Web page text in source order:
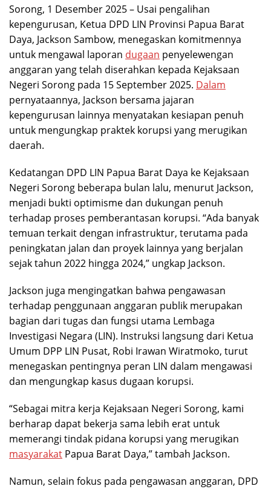
Sorong, 1 Desember 2025 – Usai pengalihan
kepengurusan, Ketua DPD LIN Provinsi Papua Barat
Daya, Jackson Sambow, menegaskan komitmennya
untuk mengawal laporan dugaan penyelewengan
anggaran yang telah diserahkan kepada Kejaksaan
Negeri Sorong pada 15 September 2025. Dalam
pernyataannya, Jackson bersama jajaran
kepengurusan lainnya menyatakan kesiapan penuh
untuk mengungkap praktek korupsi yang merugikan
daerah.
Kedatangan DPD LIN Papua Barat Daya ke Kejaksaan
Negeri Sorong beberapa bulan lalu, menurut Jackson,
menjadi bukti optimisme dan dukungan penuh
terhadap proses pemberantasan korupsi. “Ada banyak
temuan terkait dengan infrastruktur, terutama pada
peningkatan jalan dan proyek lainnya yang berjalan
sejak tahun 2022 hingga 2024,” ungkap Jackson.
Jackson juga mengingatkan bahwa pengawasan
terhadap penggunaan anggaran publik merupakan
bagian dari tugas dan fungsi utama Lembaga
Investigasi Negara (LIN). Instruksi langsung dari Ketua
Umum DPP LIN Pusat, Robi Irawan Wiratmoko, turut
menegaskan pentingnya peran LIN dalam mengawasi
dan mengungkap kasus dugaan korupsi.
“Sebagai mitra kerja Kejaksaan Negeri Sorong, kami
berharap dapat bekerja sama lebih erat untuk
memerangi tindak pidana korupsi yang merugikan
masyarakat Papua Barat Daya,” tambah Jackson.
Namun, selain fokus pada pengawasan anggaran, DPD